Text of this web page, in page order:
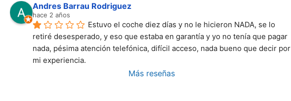
Andres Barrau Rodriguez
hace 2 años
Estuvo el coche diez días y no le hicieron NADA, se lo
retiré desesperado, y eso que estaba en garantía y yo no tenía que pagar
nada, pésima atención telefónica, difícil acceso, nada bueno que decir por
mi experiencia.
Más reseñas